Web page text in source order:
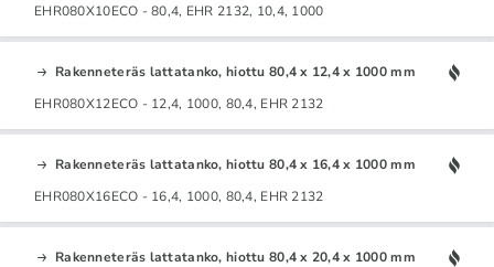
EHR080X10ECO - 80,4, EHR 2132, 10,4, 1000
Rakenneteräs lattatanko, hiottu 80,4 x 12,4 x 1000 mm
EHR080X12ECO - 12,4, 1000, 80,4, EHR 2132
Rakenneteräs lattatanko, hiottu 80,4 x 16,4 x 1000 mm
EHR080X16ECO - 16,4, 1000, 80,4, EHR 2132
Rakenneteräs lattatanko, hiottu 80,4 x 20,4 x 1000 mm